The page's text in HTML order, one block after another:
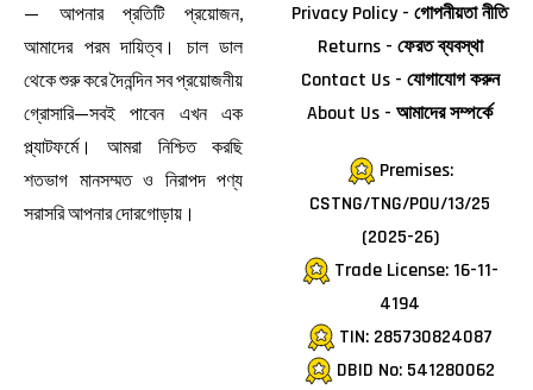
— আপনার প্রতিটি প্রয়োজন,
আমাদের পরম দায়িত্ব। চাল ডাল
থেকে শুরু করে দৈনন্দিন সব প্রয়োজনীয়
গ্রোসারি—সবই পাবেন এখন এক
প্ল্যাটফর্মে। আমরা নিশ্চিত করছি
শতভাগ মানসম্মত ও নিরাপদ পণ্য
সরাসরি আপনার দোরগোড়ায়।
Privacy Policy - গোপনীয়তা নীতি
Returns - ফেরত ব্যবস্থা
Contact Us - যোগাযোগ করুন
About Us - আমাদের সম্পর্কে
Premises:
CSTNG/TNG/POU/13/25
(2025-26)
Trade License: 16-11-
4194
TIN: 285730824087
DBID No: 541280062